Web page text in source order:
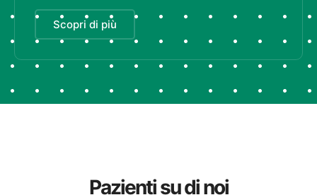
Scopri di più
Pazienti su di noi